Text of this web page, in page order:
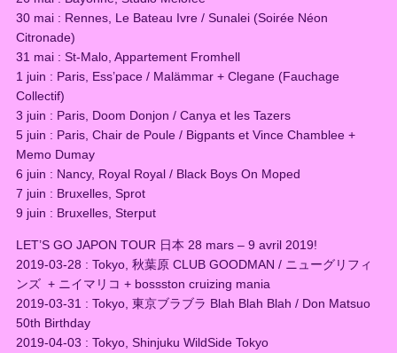
30 mai : Rennes, Le Bateau Ivre / Sunalei (Soirée Néon
Citronade)
31 mai : St-Malo, Appartement Fromhell
1 juin : Paris, Ess’pace / Malämmar + Clegane (Fauchage
Collectif)
3 juin : Paris, Doom Donjon / Canya et les Tazers
5 juin : Paris, Chair de Poule / Bigpants et Vince Chamblee +
Memo Dumay
6 juin : Nancy, Royal Royal / Black Boys On Moped
7 juin : Bruxelles, Sprot
9 juin : Bruxelles, Sterput
LET’S GO JAPON TOUR 日本 28 mars – 9 avril 2019!
2019-03-28 : Tokyo, 秋葉原 CLUB GOODMAN / ニューグリフィ
ンズ + ニイマリコ + bossston cruizing mania
2019-03-31 : Tokyo, 東京ブラブラ Blah Blah Blah / Don Matsuo
50th Birthday
2019-04-03 : Tokyo, Shinjuku WildSide Tokyo